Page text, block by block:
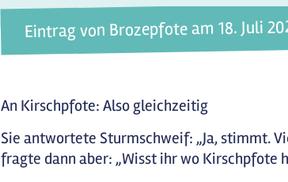
Eintrag von Brozepfote am 18. Juli
An Kirschpfote: Also gleichzeitig
Sie antwortete Sturmschweif: „Ja, stimmt.
fragte dann aber: „Wisst ihr wo Kirschpfote